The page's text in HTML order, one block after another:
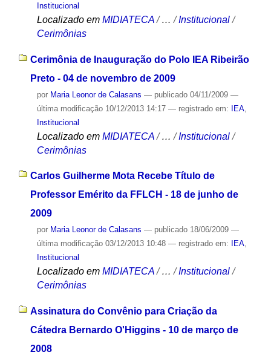
Institucional
Localizado em MIDIATECA /…/Institucional /
Cerimônias
Cerimônia de Inauguração do Polo IEA Ribeirão
Preto - 04 de novembro de 2009
por Maria Leonor de Calasans — publicado04/11/2009 —
última modificação10/12/2013 14:17 — registrado em: IEA,
Institucional
Localizado em MIDIATECA /…/Institucional /
Cerimônias
Carlos Guilherme Mota Recebe Título de
Professor Emérito da FFLCH - 18 de junho de
2009
por Maria Leonor de Calasans — publicado18/06/2009 —
última modificação03/12/2013 10:48 — registrado em: IEA,
Institucional
Localizado em MIDIATECA /…/Institucional /
Cerimônias
Assinatura do Convênio para Criação da
Cátedra Bernardo O'Higgins - 10 de março de
2008